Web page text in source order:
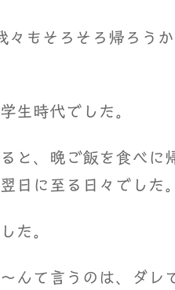
もそろそろ帰ろう
生時代でした。
と、晩ご飯を食べに
日に至る日々でした。
た。
んて言うのは、ダレ